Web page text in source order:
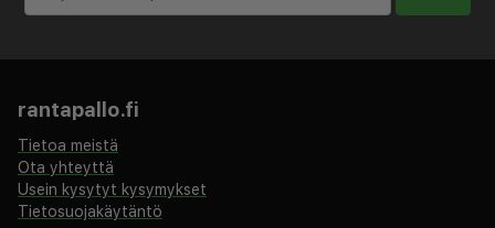
matkatavarasäilytys ja tallelokero vastaanotossa.
terassi sekä ilmainen langaton internetyhteys ja
concierge-palvelut. Majatalo tarjoaa asiakkailleen
ympärivuorokautisen huonepalvelun. Maksullinen
mannermainen aamiainen tarjotaan päivittäin klo 7.00–
10.00.
rantapallo.fi
Tietoa meistä
Ota yhteyttä
Usein kysytyt kysymykset
Tietosuojakäytäntö